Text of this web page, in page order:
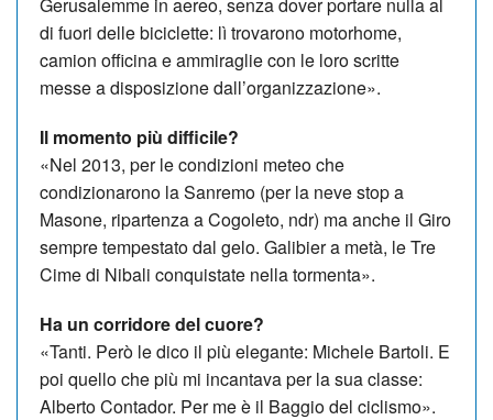
di fuori delle biciclette: lì trovarono motorhome,
camion officina e ammiraglie con le loro scritte
messe a disposizione dall’organizzazione».
Il momento più difficile?
«Nel 2013, per le condizioni meteo che
condizionarono la Sanremo (per la neve stop a
Masone, ripartenza a Cogoleto, ndr) ma anche il Giro
sempre tempestato dal gelo. Galibier a metà, le Tre
Cime di Nibali conquistate nella tormenta».
Ha un corridore del cuore?
«Tanti. Però le dico il più elegante: Michele Bartoli. E
poi quello che più mi incantava per la sua classe:
Alberto Contador. Per me è il Baggio del ciclismo».